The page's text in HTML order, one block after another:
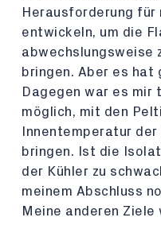
Herausforderung für
entwickeln, um die
abwechslungsweise
bringen. Aber es hat
Dagegen war es
möglich, mit den
Innentemperatur der
bringen. Ist die
der Kühler zu
meinem Abschluss
Meine anderen